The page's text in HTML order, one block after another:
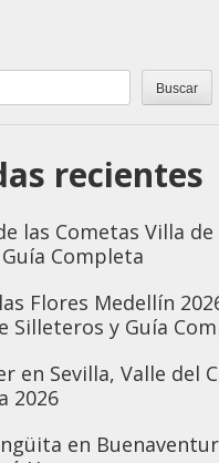
Buscar
recientes
las Cometas Villa de
Guía Completa
Flores Medellín
Silleteros y Guía
en Sevilla, Valle del
2026
en